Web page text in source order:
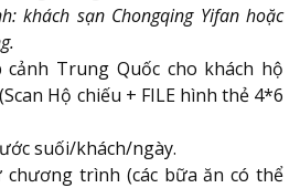
khách sạn Chongqing Yifan hoặc
cảnh Trung Quốc cho khách hộ
Hộ chiếu + FILE hình thẻ 4*6
suối/khách/ngày.
chương trình (các bữa ăn có thể